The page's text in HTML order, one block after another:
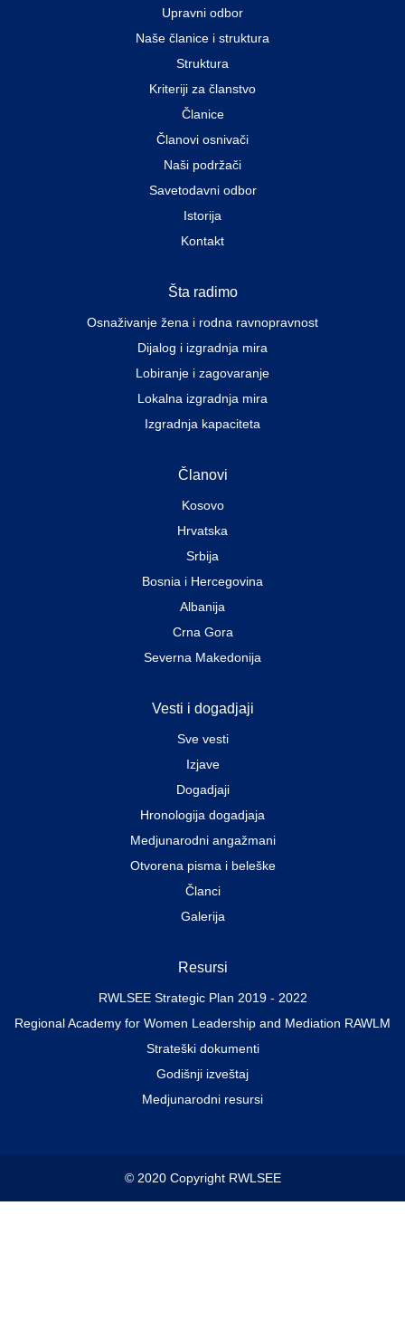
Upravni odbor
Naše članice i struktura
Struktura
Kriteriji za članstvo
Članice
Članovi osnivači
Naši podržači
Savetodavni odbor
Istorija
Kontakt
Šta radimo
Osnaživanje žena i rodna ravnopravnost
Dijalog i izgradnja mira
Lobiranje i zagovaranje
Lokalna izgradnja mira
Izgradnja kapaciteta
Članovi
Kosovo
Hrvatska
Srbija
Bosnia i Hercegovina
Albanija
Crna Gora
Severna Makedonija
Vesti i dogadjaji
Sve vesti
Izjave
Dogadjaji
Hronologija dogadjaja
Medjunarodni angažmani
Otvorena pisma i beleške
Članci
Galerija
Resursi
RWLSEE Strategic Plan 2019 - 2022
Regional Academy for Women Leadership and Mediation RAWLM
Strateški dokumenti
Godišnji izveštaj
Medjunarodni resursi
© 2020 Copyright RWLSEE